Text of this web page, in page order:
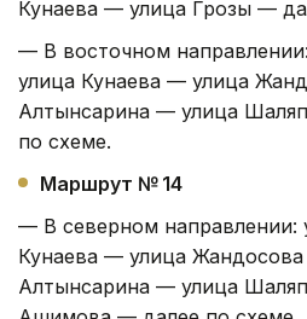
Кунаева — улица Грозы —
— В восточном
улица Кунаева — улица
Алтынсарина — улица
по схеме.
Маршрут № 14
— В северном направлении:
Кунаева — улица
Алтынсарина — улица